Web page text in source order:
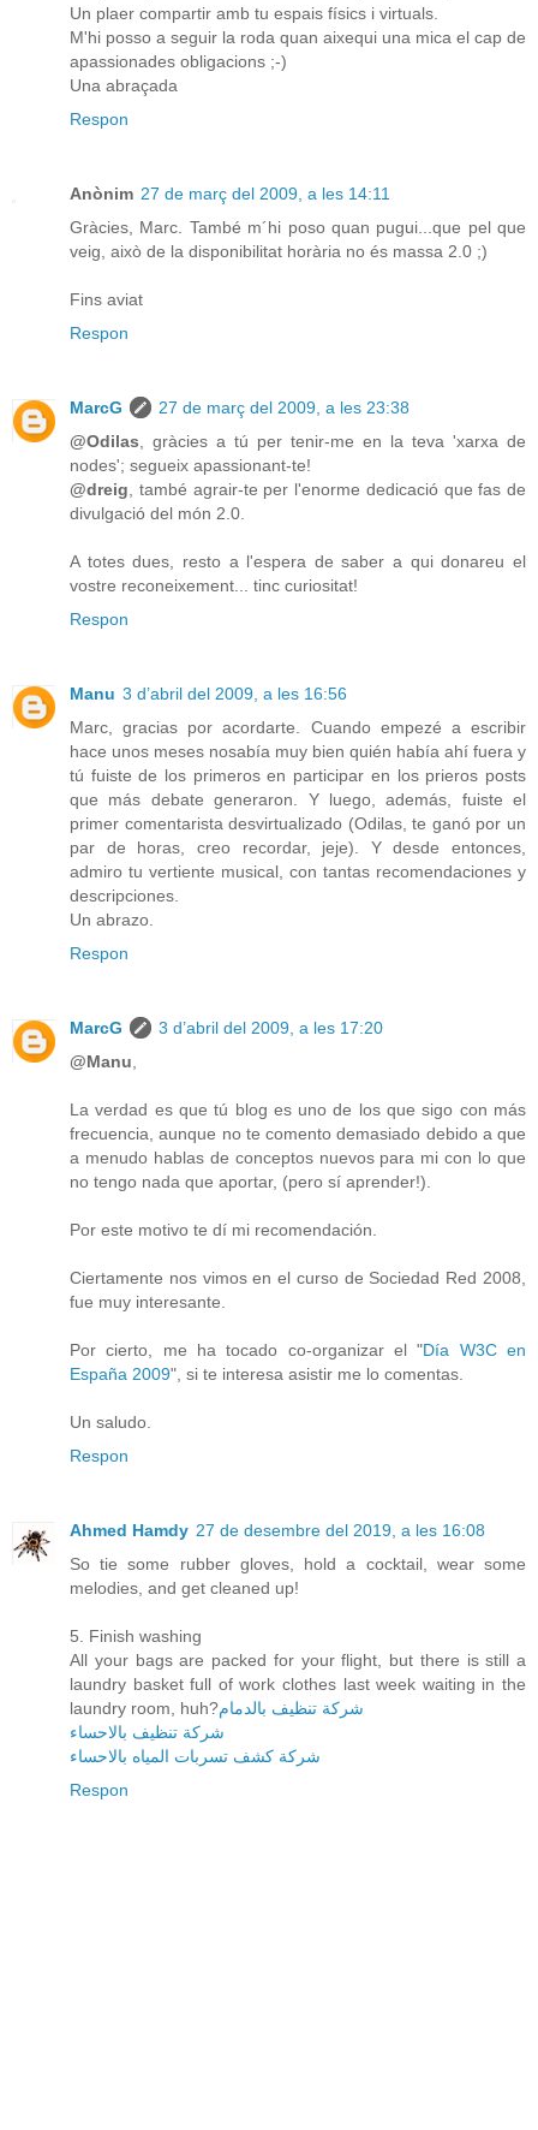
Un plaer compartir amb tu espais físics i virtuals.
M'hi posso a seguir la roda quan aixequi una mica el cap de
apassionades obligacions ;-)
Una abraçada
Respon
Anònim 27 de març del 2009, a les 14:11
Gràcies, Marc. També m´hi poso quan pugui...que pel que
veig, això de la disponibilitat horària no és massa 2.0 ;)
Fins aviat
Respon
MarcG
27 de març del 2009, a les 23:38
@Odilas , gràcies a tú per tenir-me en la teva 'xarxa de
nodes'; segueix apassionant-te!
@dreig , també agrair-te per l'enorme dedicació que fas de
divulgació del món 2.0.
A totes dues, resto a l'espera de saber a qui donareu el
vostre reconeixement... tinc curiositat!
Respon
Manu 3 d’abril del 2009, a les 16:56
Marc, gracias por acordarte. Cuando empezé a escribir
hace unos meses nosabía muy bien quién había ahí fuera y
tú fuiste de los primeros en participar en los prieros posts
que más debate generaron. Y luego, además, fuiste el
primer comentarista desvirtualizado (Odilas, te ganó por un
par de horas, creo recordar, jeje). Y desde entonces,
admiro tu vertiente musical, con tantas recomendaciones y
descripciones.
Un abrazo.
Respon
MarcG
3 d’abril del 2009, a les 17:20
@Manu
La verdad es que tú blog es uno de los que sigo con más
frecuencia, aunque no te comento demasiado debido a que
a menudo hablas de conceptos nuevos para mi con lo que
no tengo nada que aportar, (pero sí aprender!).
Por este motivo te dí mi recomendación.
Ciertamente nos vimos en el curso de Sociedad Red 2008,
fue muy interesante.
Por cierto, me ha tocado co-organizar el "Día W3C en
España 2009", si te interesa asistir me lo comentas.
Un saludo.
Respon
Ahmed Hamdy 27 de desembre del 2019, a les 16:08
So tie some rubber gloves, hold a cocktail, wear some
melodies, and get cleaned up!
5. Finish washing
All your bags are packed for your flight, but there is still a
laundry basket full of work clothes last week waiting in the
laundry room, huh?شركة تنظيف بالدمام
شركة تنظيف بالاحساء
شركة كشف تسربات المياه بالاحساء
Respon